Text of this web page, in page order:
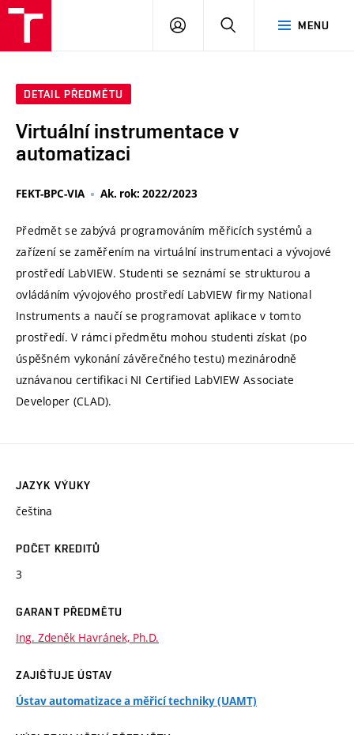
MENU
PŘIHLÁSIT
DETAIL PŘEDMĚTU
Virtuální instrumentace v
automatizaci
FEKT-BPC-VIA Ak. rok: 2022/2023
Předmět se zabývá programováním měřicích systémů a
zařízení se zaměřením na virtuální instrumentaci a vývojové
prostředí LabVIEW. Studenti se seznámí se strukturou a
ovládáním vývojového prostředí LabVIEW firmy National
Instruments a naučí se programovat aplikace v tomto
prostředí. V rámci předmětu mohou studenti získat (po
úspěšném vykonání závěrečného testu) mezinárodně
uznávanou certifikaci NI Certified LabVIEW Associate
Developer (CLAD).
JAZYK VÝUKY
čeština
POČET KREDITŮ
3
GARANT PŘEDMĚTU
Ing. Zdeněk Havránek, Ph.D.
ZAJIŠŤUJE ÚSTAV
Ústav automatizace a měřicí techniky (UAMT)